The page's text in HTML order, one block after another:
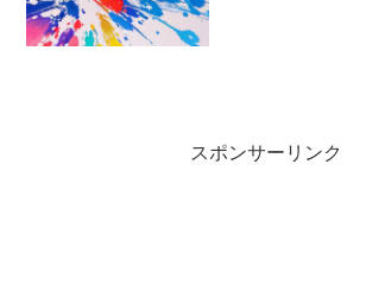
スポンサーリンク